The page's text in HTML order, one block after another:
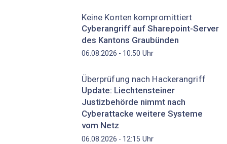
Keine Konten kompromittiert
Cyberangriff auf Sharepoint-Server
des Kantons Graubünden
06.08.2026 - 10:50 Uhr
Überprüfung nach Hackerangriff
Update: Liechtensteiner
Justizbehörde nimmt nach
Cyberattacke weitere Systeme
vom Netz
06.08.2026 - 12:15 Uhr